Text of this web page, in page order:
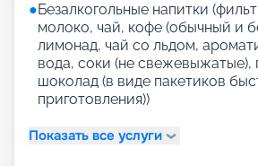
●Безалкогольные напитки
молоко, чай, кофе (обычный и
лимонад, чай со льдом,
вода, соки (не свежевыжатые),
шоколад (в виде пакетиков
приготовления))
Показать все услуги